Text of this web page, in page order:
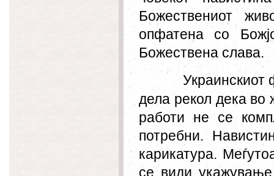
Божествениот
опфатена со
Божествена слава.
Украинскиот
дела рекол дека во
работи не се
потребни.
карикатура.
се види